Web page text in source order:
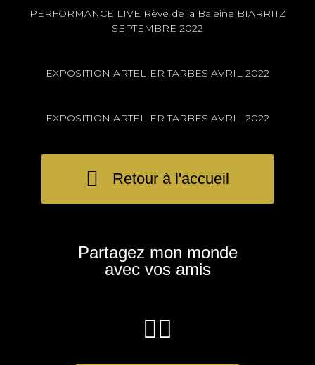
PERFORMANCE LIVE Rève de la Baleine BIARRITZ
SEPTEMBRE 2022
EXPOSITION ARTELIER TARBES AVRIL 2022
EXPOSITION ARTELIER TARBES AVRIL 2022
Retour à l'accueil
Partagez mon monde
avec vos amis